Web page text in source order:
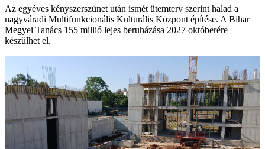
Az egyéves kényszerszünet után ismét ütemterv szerint halad a
nagyváradi Multifunkcionális Kulturális Központ építése. A Bihar
Megyei Tanács 155 millió lejes beruházása 2027 októberére
készülhet el.